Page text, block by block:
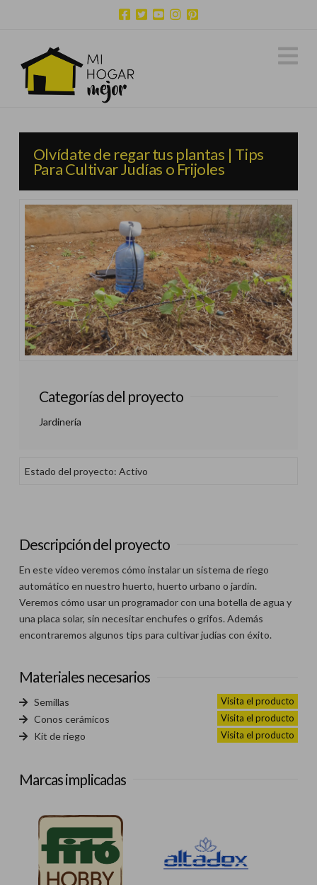
Olvídate de regar tus plantas | Tips
Para Cultivar Judías o Frijoles
Categorías del proyecto
Jardinería
Estado del proyecto: Activo
Descripción del proyecto
En este vídeo veremos cómo instalar un sistema de riego
automático en nuestro huerto, huerto urbano o jardín.
Veremos cómo usar un programador con una botella de agua y
una placa solar, sin necesitar enchufes o grifos. Además
encontraremos algunos tips para cultivar judías con éxito.
Materiales necesarios
Semillas Visita el producto
Conos cerámicos Visita el producto
Kit de riego Visita el producto
Marcas implicadas